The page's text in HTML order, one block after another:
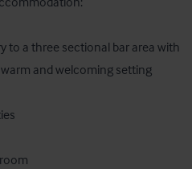
to a three sectional bar area with
and welcoming setting